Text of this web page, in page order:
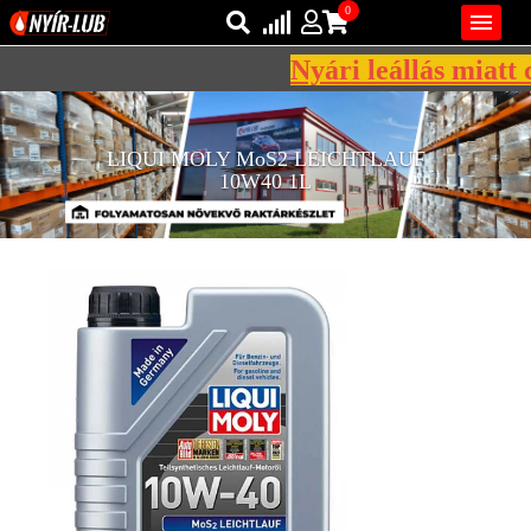
REGISZTRÁCIÓ
KENŐANYAGOK
NORMÁK
VISZKOZITÁSOK
ADALÉKOK

Bejelentkezés
Regisztráció
0
AZ ÖN KOSARA ÜRES
Nyári leállás miatt
LIQUI MOLY MoS2 LEICHTLAUF
10W40 1L